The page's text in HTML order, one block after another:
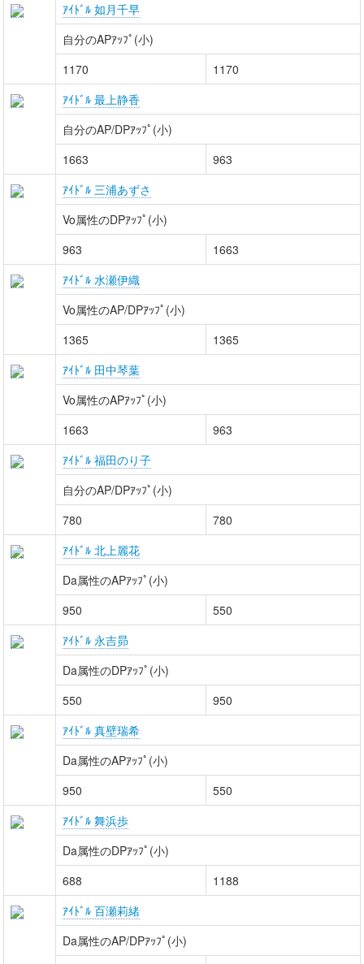
ｱｲﾄﾞﾙ 如月千早
自分のAPｱｯﾌﾟ(小)
1170
1170
ｱｲﾄﾞﾙ 最上静香
自分のAP/DPｱｯﾌﾟ(小)
1663
963
ｱｲﾄﾞﾙ 三浦あずさ
Vo属性のDPｱｯﾌﾟ(小)
963
1663
ｱｲﾄﾞﾙ 水瀬伊織
Vo属性のAP/DPｱｯﾌﾟ(小)
1365
1365
ｱｲﾄﾞﾙ 田中琴葉
Vo属性のAPｱｯﾌﾟ(小)
1663
963
ｱｲﾄﾞﾙ 福田のり子
自分のAP/DPｱｯﾌﾟ(小)
780
780
ｱｲﾄﾞﾙ 北上麗花
Da属性のAPｱｯﾌﾟ(小)
950
550
ｱｲﾄﾞﾙ 永吉昴
Da属性のDPｱｯﾌﾟ(小)
550
950
ｱｲﾄﾞﾙ 真壁瑞希
Da属性のAPｱｯﾌﾟ(小)
950
550
ｱｲﾄﾞﾙ 舞浜歩
Da属性のDPｱｯﾌﾟ(小)
688
1188
ｱｲﾄﾞﾙ 百瀬莉緒
Da属性のAP/DPｱｯﾌﾟ(小)